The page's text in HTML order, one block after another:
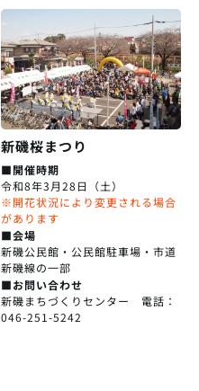
新磯桜まつり
■開催時期
令和8年3月28日（土）
※開花状況により変更される場合
があります
■会場
新磯公民館・公民館駐車場・市道
新磯線の一部
■お問い合わせ
新磯まちづくりセンター 電話：
046-251-5242